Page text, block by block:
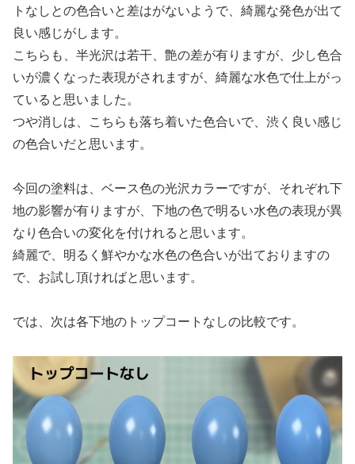
トなしとの色合いと差はがないようで、綺麗な発色が出て
良い感じがします。
こちらも、半光沢は若干、艶の差が有りますが、少し色合
いが濃くなった表現がされますが、綺麗な水色で仕上がっ
ていると思いました。
つや消しは、こちらも落ち着いた色合いで、渋く良い感じ
の色合いだと思います。
今回の塗料は、ベース色の光沢カラーですが、それぞれ下
地の影響が有りますが、下地の色で明るい水色の表現が異
なり色合いの変化を付けれると思います。
綺麗で、明るく鮮やかな水色の色合いが出ておりますの
で、お試し頂ければと思います。
では、次は各下地のトップコートなしの比較です。